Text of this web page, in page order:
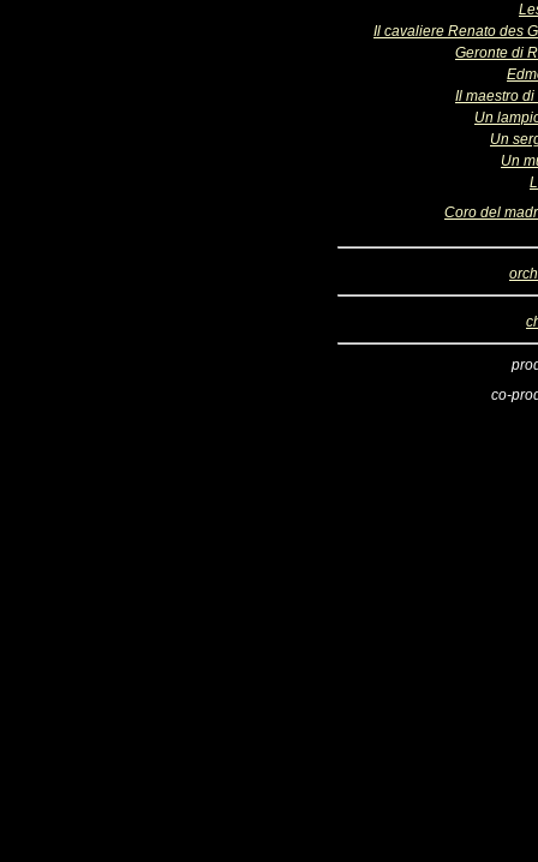
Il cavaliere Renato des
Geronte di
Il maestro
Un
Un
Un
Coro del
co-